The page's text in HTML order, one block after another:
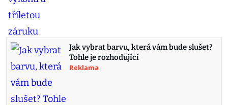
Jak vybrat barvu, která vám bude slušet?
Tohle je rozhodující
Reklama